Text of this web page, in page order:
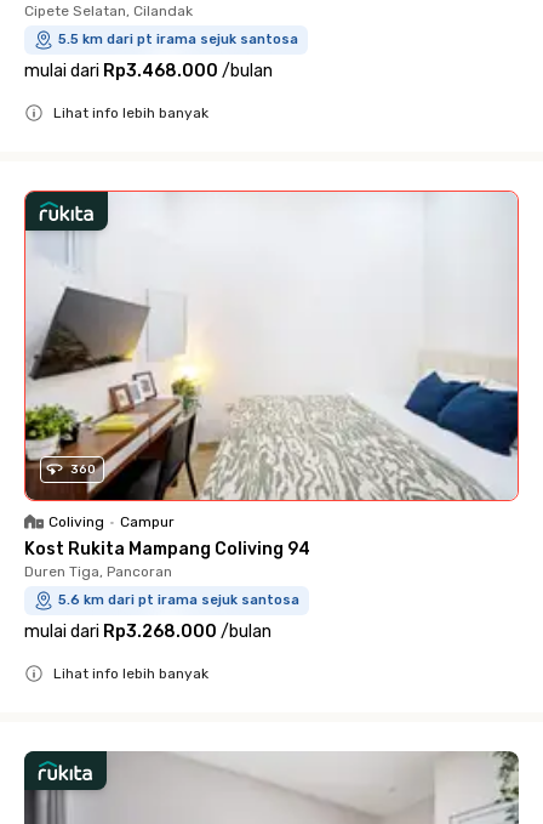
Cipete Selatan, Cilandak
5.5 km dari pt irama sejuk santosa
mulai dari Rp3.468.000 /bulan
Lihat info lebih banyak
360
Coliving • Campur
Kost Rukita Mampang Coliving 94
Duren Tiga, Pancoran
5.6 km dari pt irama sejuk santosa
mulai dari Rp3.268.000 /bulan
Lihat info lebih banyak